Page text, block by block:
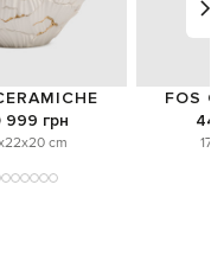
999 грн
cm
FOS
44